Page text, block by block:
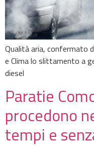
Qualità aria, confermato
e Clima lo slittamento a
diesel
Paratie
procedono
tempi e